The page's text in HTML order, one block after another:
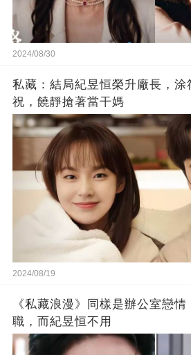
2024/08/30
私藏：結局紀昱恒榮升廠長，涂
祝，饒靜搶著當干媽
2024/08/19
《私藏浪漫》同樣是辦公室戀
職，而紀昱恒不用